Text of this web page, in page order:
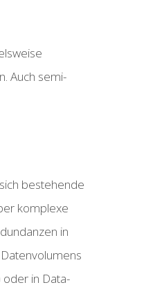
Auch semi-
bestehende
komplexe
in
in Data-